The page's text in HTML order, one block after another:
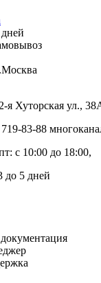
я Хуторская ул.,
83-88
с 10:00 до 18:00,
до 5 дней